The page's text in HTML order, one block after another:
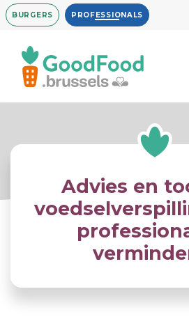
Overslaan
en
inhoud
gaan
BURGERS PROFESSIONALS
Advies en